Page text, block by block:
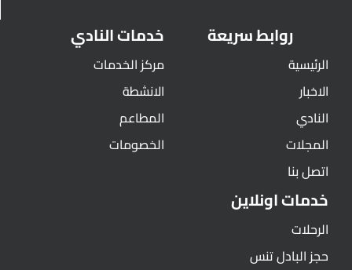
روابط سريعة
الرئيسية
الاخبار
النادي
المجلات
اتصل بنا
خدمات النادي
مركز الخدمات
الانشطة
المطاعم
الخصومات
خدمات اونلاين
الرحلات
حجز البادل تنس